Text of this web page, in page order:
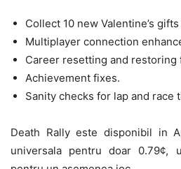
Collect 10 new Valentine’s
Multiplayer connection
Career resetting and restoring
Achievement fixes.
Sanity checks for lap and race
Death Rally este disponibil in
universala pentru doar 0.79¢,